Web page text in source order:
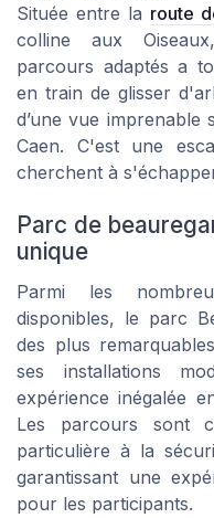
Située entre la route
colline aux
parcours adaptés a
en train de glisser
d’une vue imprenable
Caen. C'est une
cherchent à
Parc de
unique
Parmi les
disponibles, le parc
des plus
ses installations
expérience inégalée
Les parcours sont
particulière à la
garantissant une
pour les participants.